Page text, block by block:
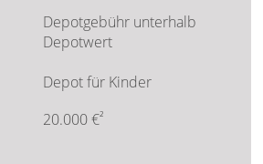
Depotgebühr unterhalb
Depotwert
Depot für Kinder
20.000 €²